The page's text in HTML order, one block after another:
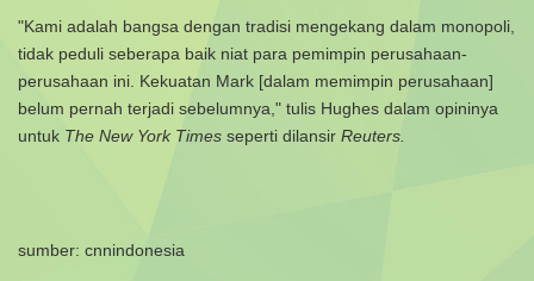
"Kami adalah bangsa dengan tradisi mengekang dalam monopoli,
tidak peduli seberapa baik niat para pemimpin perusahaan-
perusahaan ini. Kekuatan Mark [dalam memimpin perusahaan]
belum pernah terjadi sebelumnya," tulis Hughes dalam opininya
untuk The New York Times seperti dilansir Reuters.
sumber: cnnindonesia